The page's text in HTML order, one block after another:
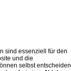
sind essenziell für den
und die
selbst